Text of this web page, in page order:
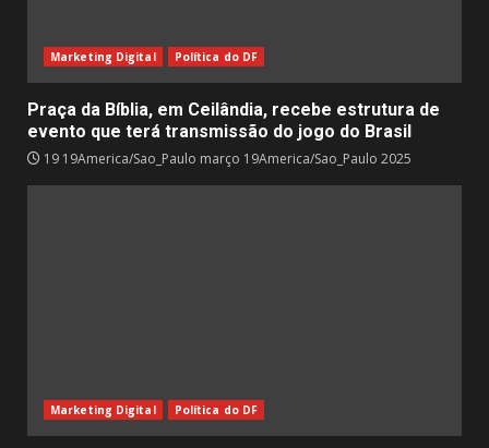
Marketing Digital Política do DF
Praça da Bíblia, em Ceilândia, recebe estrutura de
evento que terá transmissão do jogo do Brasil
19 19America/Sao_Paulo março 19America/Sao_Paulo 2025
Marketing Digital Política do DF